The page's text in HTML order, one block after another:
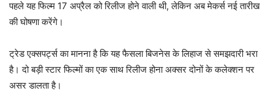
पहले यह फिल्म 17 अप्रैल को रिलीज होने वाली थी, लेकिन अब मेकर्स नई तारीख
की घोषणा करेंगे।
ट्रेड एक्सपर्ट्स का मानना है कि यह फैसला बिजनेस के लिहाज से समझदारी भरा
है। दो बड़ी स्टार फिल्मों का एक साथ रिलीज होना अक्सर दोनों के कलेक्शन पर
असर डालता है।